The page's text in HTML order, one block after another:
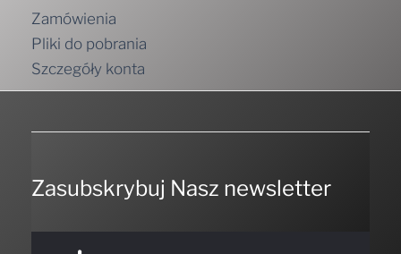
Zamówienia
Pliki do pobrania
Szczegóły konta
Zasubskrybuj Nasz newsletter